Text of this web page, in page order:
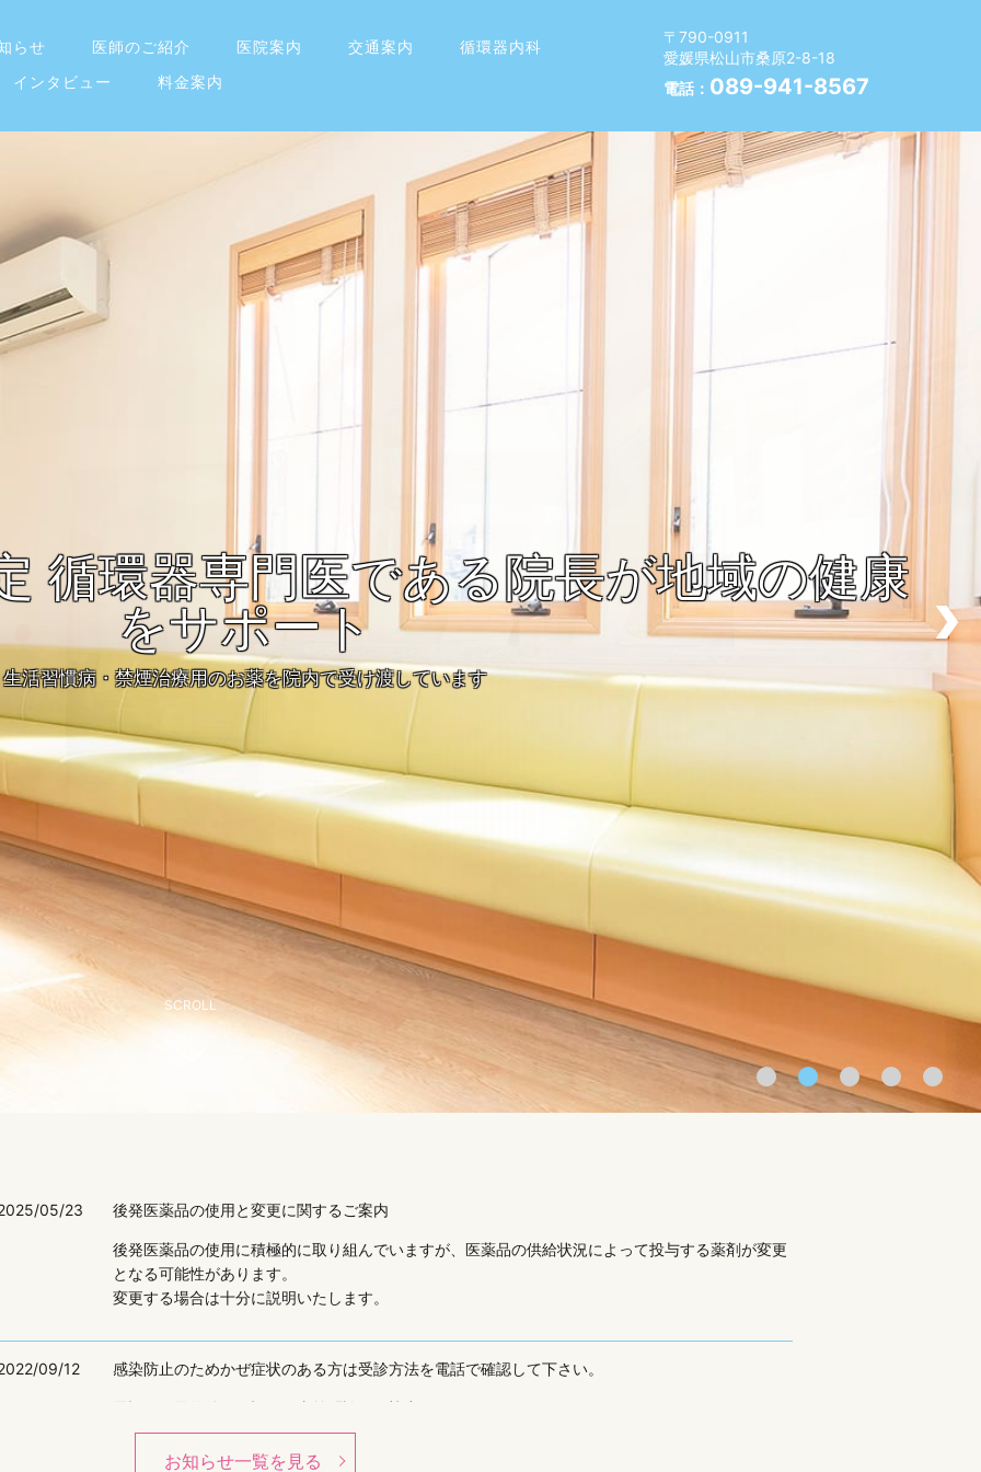
らせ 医師のご紹介 医院案内 交通案内
循環器内科
インタビュー
料金案内
〒790-0911
愛媛県松山市桑原2-8-18
電話： 089-941-8567
循環器専門医である院長が地域の健康
をサポート
生活習慣病・禁煙治療用のお薬を院内で受け渡しています
SCROLL
05/23 後発医薬品の使用と変更に関するご案内
後発医薬品の使用に積極的に取り組んでいますが、医薬品の供給状況によって投与する薬剤が変更
となる可能性があります。
変更する場合は十分に説明いたします。
09/12 感染防止のためかぜ症状のある方は受診方法を電話で確認して下さい。
電話でご予約後、下記より事前問診にご協力ください。
お知らせ一覧を見る